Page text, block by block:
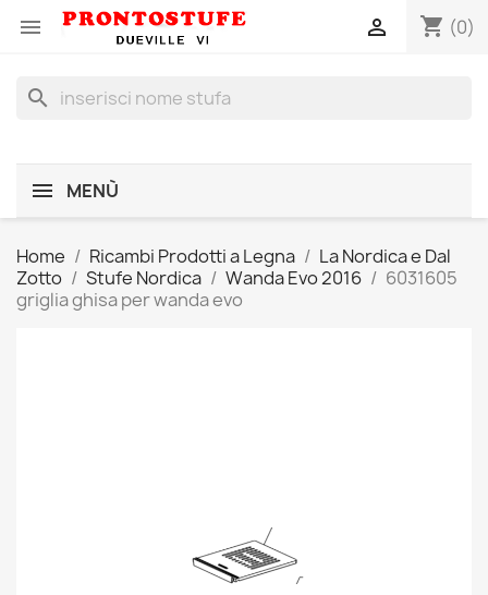
 shopping_cart (0)

search
MENÙ
Home Ricambi Prodotti a Legna
La Nordica e Dal
Zotto
Stufe Nordica Wanda Evo 2016
6031605
griglia ghisa per wanda evo